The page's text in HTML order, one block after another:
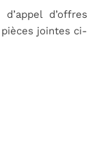
d’offres
jointes ci-